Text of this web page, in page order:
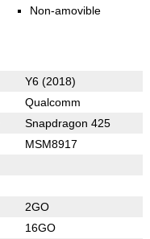
Non-amovible
Y6 (2018)
Qualcomm
Snapdragon 425
MSM8917
2GO
16GO